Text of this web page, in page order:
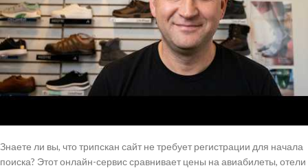
Знаете ли вы, что трипскан сайт не требует регистрации для начала
поиска? Этот онлайн-сервис сравнивает цены на авиабилеты, отели